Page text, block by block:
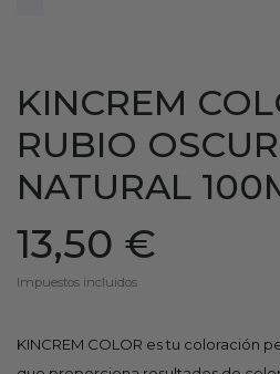
KINCREM
RUBIO
NATURAL
13,50 €
Impuestos incluidos
KINCREM COLOR es tu coloración